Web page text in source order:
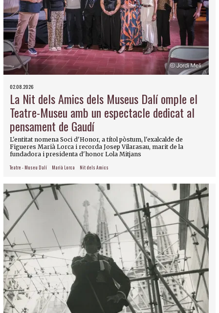
02.08.2026
La Nit dels Amics dels Museus Dalí omple el
Teatre-Museu amb un espectacle dedicat al
pensament de Gaudí
L'entitat nomena Soci d'Honor, a títol pòstum, l'exalcalde de
Figueres Marià Lorca i recorda Josep Vilarasau, marit de la
fundadora i presidenta d'honor Lola Mitjans
Teatre - Museu Dalí Marià Lorca Nit dels Amics